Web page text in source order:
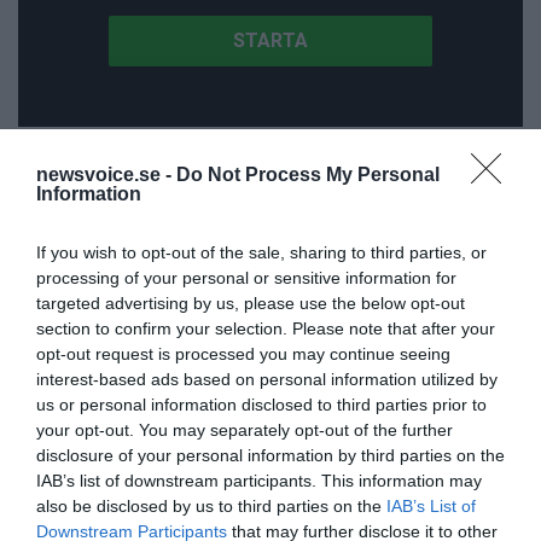
newsvoice.se - Do Not Process My Personal
Information
If you wish to opt-out of the sale, sharing to third parties, or
processing of your personal or sensitive information for
targeted advertising by us, please use the below opt-out
section to confirm your selection. Please note that after your
opt-out request is processed you may continue seeing
interest-based ads based on personal information utilized by
us or personal information disclosed to third parties prior to
your opt-out. You may separately opt-out of the further
disclosure of your personal information by third parties on the
IAB’s list of downstream participants. This information may
also be disclosed by us to third parties on the IAB’s List of
Downstream Participants that may further disclose it to other
ANNONSER